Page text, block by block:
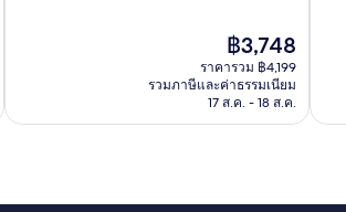
ราคา
ปัจจุบัน
คือ
฿3,748
฿3,748
ราคารวม ฿4,199
รวมภาษีและค่าธรรมเนียม
17 ส.ค. - 18 ส.ค.